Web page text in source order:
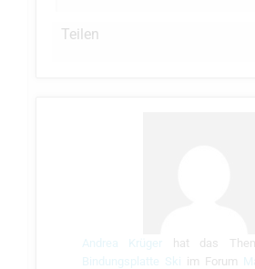
Teilen
Andrea Krüger hat das
Bindungsplatte Ski im Forum